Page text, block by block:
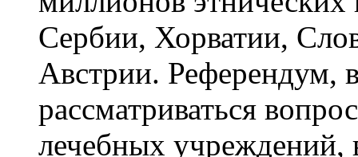
Сербии, Хорватии,
Австрии. Референдум,
рассматриваться
лечебных учреждений,